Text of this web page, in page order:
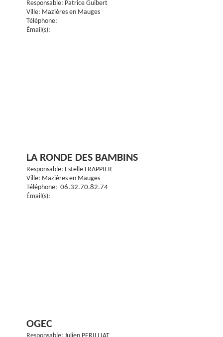
Responsable: Patrice Guibert
Ville: Mazières en Mauges
Téléphone:
Émail(s):
LA RONDE DES BAMBINS
Responsable: Estelle FRAPPIER
Ville: Mazières en Mauges
Téléphone:06.32.70.82.74
Émail(s):
OGEC